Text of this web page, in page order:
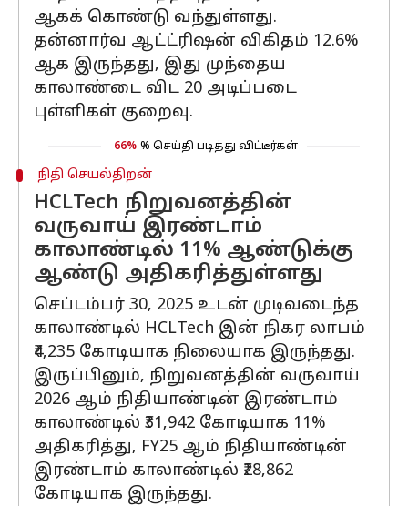
ஆகக் கொண்டு வந்துள்ளது.
தன்னார்வ ஆட்ட்ரிஷன் விகிதம் 12.6%
ஆக இருந்தது, இது முந்தைய
காலாண்டை விட 20 அடிப்படை
புள்ளிகள் குறைவு.
66% % செய்தி படித்து விட்டீர்கள்
நிதி செயல்திறன்
HCLTech நிறுவனத்தின்
வருவாய் இரண்டாம்
காலாண்டில் 11% ஆண்டுக்கு
ஆண்டு அதிகரித்துள்ளது
செப்டம்பர் 30, 2025 உடன் முடிவடைந்த
காலாண்டில் HCLTech இன் நிகர லாபம்
₹4,235 கோடியாக நிலையாக இருந்தது.
இருப்பினும், நிறுவனத்தின் வருவாய்
2026 ஆம் நிதியாண்டின் இரண்டாம்
காலாண்டில் ₹31,942 கோடியாக 11%
அதிகரித்து, FY25 ஆம் நிதியாண்டின்
இரண்டாம் காலாண்டில் ₹28,862
கோடியாக இருந்தது.